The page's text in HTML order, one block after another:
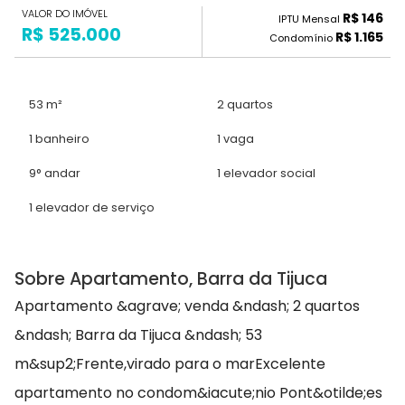
VALOR DO IMÓVEL
R$ 525.000
IPTU Mensal R$ 146
Condomínio R$ 1.165
53 m² 2 quartos
1 banheiro 1 vaga
9° andar 1 elevador social
1 elevador de serviço
Sobre Apartamento, Barra da Tijuca
Apartamento &agrave; venda &ndash; 2 quartos
&ndash; Barra da Tijuca &ndash; 53
m&sup2;Frente,virado para o marExcelente
apartamento no condom&iacute;nio Pont&otilde;es